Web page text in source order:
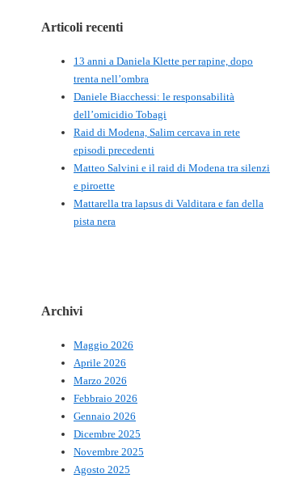
Articoli recenti
13 anni a Daniela Klette per rapine, dopo
trenta nell’ombra
Daniele Biacchessi: le responsabilità
dell’omicidio Tobagi
Raid di Modena, Salim cercava in rete
episodi precedenti
Matteo Salvini e il raid di Modena tra silenzi
e piroette
Mattarella tra lapsus di Valditara e fan della
pista nera
Archivi
Maggio 2026
Aprile 2026
Marzo 2026
Febbraio 2026
Gennaio 2026
Dicembre 2025
Novembre 2025
Agosto 2025